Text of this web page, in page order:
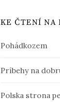
KE ČTENÍ NA
Pohádkozem
Príbehy na
Polska strona